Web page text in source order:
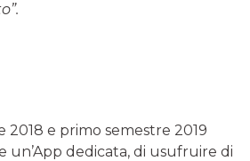
2018 e primo semestre 2019
un’App dedicata, di usufruire di